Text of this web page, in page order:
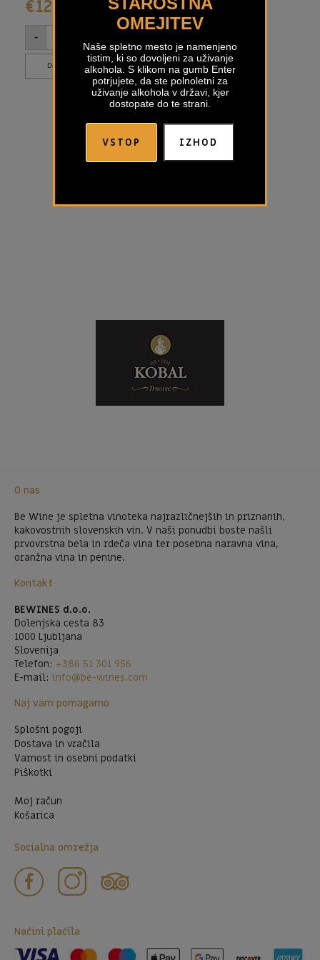
OMEJITEV
Naše spletno mesto je namenjeno
tistim, ki so dovoljeni za uživanje
alkohola. S klikom na gumb Enter
potrjujete, da ste polnoletni za
uživanje alkohola v državi, kjer
dostopate do te strani.
VSTOP IZHOD
€12,20
-
Dodaj v košarico
€12,20
Dodaj v košarico
O nas
Be Wine je spletna vinoteka najrazličnejših in priznanih,
kakovostnih slovenskih vin. V naši ponudbi boste našli
prvovrstna bela in rdeča vina ter posebna naravna vina,
oranžna vina in penine.
Kontakt
BEWINES d.o.o.
Dolenjska cesta 83
1000 Ljubljana
Slovenija
Telefon: +386 51 301 956
E-mail: info@be-wines.com
Naj vam pomagamo
Splošni pogoji
Dostava in vračila
Varnost in osebni podatki
Piškotki
Moj račun
Košarica
Socialna omrežja
Načini plačila